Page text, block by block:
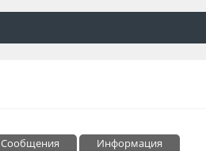
Сообщения
Информация